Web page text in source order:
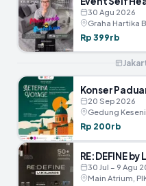
30 Agu 2026
Rp 399rb
Konser
20 Sep 2026
Gedung
Rp 200rb
RE:DEFINE by
30 Jul – 9 Agu
Main Atrium,